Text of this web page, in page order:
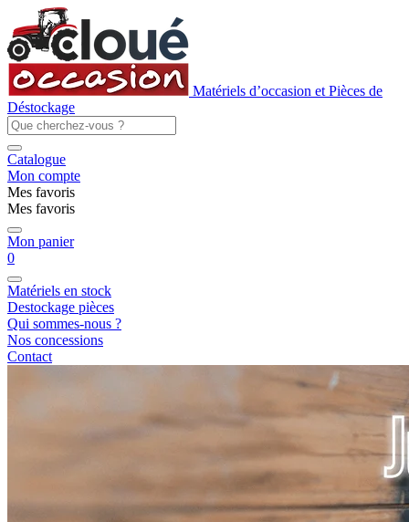
Matériels d’occasion et Pièces de
Déstockage
Catalogue
Mon compte
Mes favoris
Mes favoris
Mon panier
0
Matériels en stock
Destockage pièces
Qui sommes-nous ?
Nos concessions
Contact